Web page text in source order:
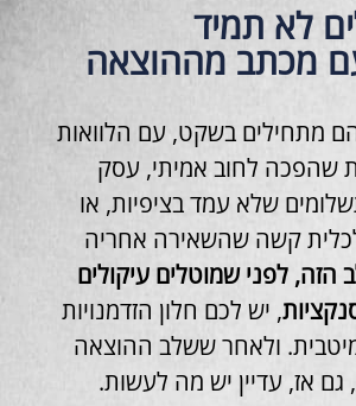
לא תמיד
מכתב מההוצאה
מתחילים בשקט, עם הלוואות
שהפכה לחוב אמיתי, עסק
שלא עמד בציפיות, או
קשה שהשאירה אחריה
הזה, לפני שמוטלים עיקולים
, יש לכם חלון הזדמנויות
ולאחר ששלב ההוצאה
גם אז, עדיין יש מה לעשות.